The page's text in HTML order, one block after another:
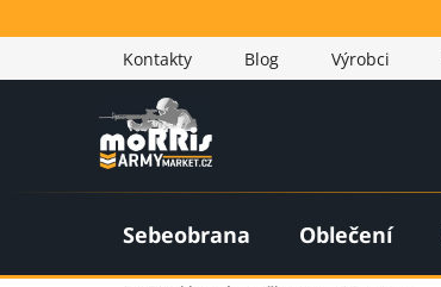
na
Kontakty
Blog Výrobci
Sebeobrana Oblečení